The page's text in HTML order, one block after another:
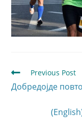
Previous Post
Добредојде